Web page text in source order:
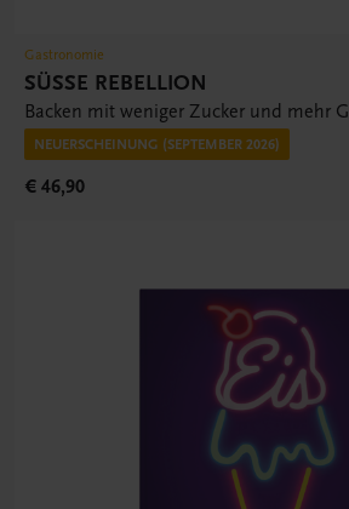
Gastronomie
SÜSSE REBELLION
Backen mit weniger Zucker und mehr
NEUERSCHEINUNG (SEPTEMBER 2026)
€ 46,90